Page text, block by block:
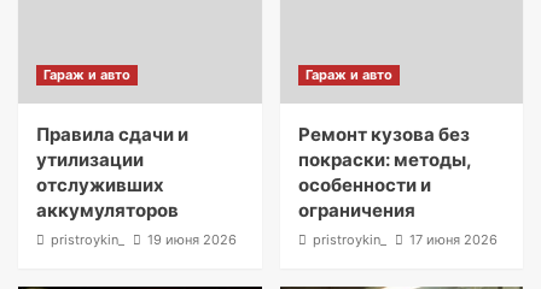
Гараж и авто
Правила сдачи и
утилизации
отслуживших
аккумуляторов
pristroykin_ 19 июня 2026
Гараж и авто
Ремонт кузова без
покраски: методы,
особенности и
ограничения
pristroykin_ 17 июня 2026